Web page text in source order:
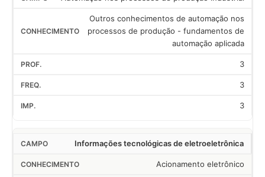
Outros conhecimentos de automação nos
processos de produção - fundamentos de
automação aplicada
3
3
3
Informações tecnológicas de eletroeletrônica
Acionamento eletrônico